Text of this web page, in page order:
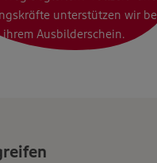
unterstützen wir
ihrem Ausbilderschein.